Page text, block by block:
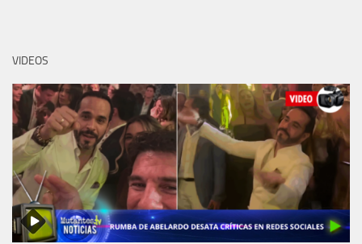
VIDEOS